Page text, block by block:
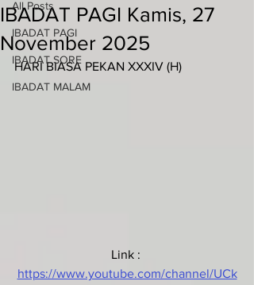
All Posts
IBADAT PAGI
IBADAT SORE
IBADAT MALAM
IBADAT PAGI Kamis, 27
November 2025
HARI BIASA PEKAN XXXIV (H)
Link :
https://www.youtube.com/channel/UCk